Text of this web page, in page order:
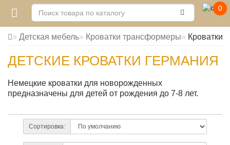
0
Детская мебель Кроватки трансформеры Кроватки
ДЕТСКИЕ КРОВАТКИ ГЕРМАНИЯ
Немецкие кроватки для новорожденных
предназначены для детей от рождения до 7-8 лет.
Сортировка: